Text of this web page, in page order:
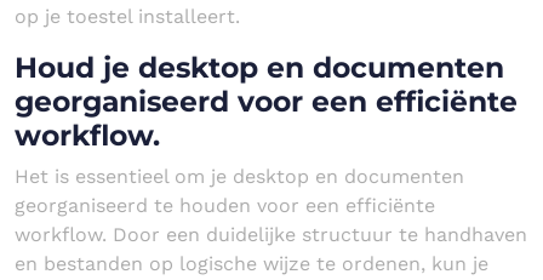
op je toestel installeert.
Houd je desktop en documenten
georganiseerd voor een efficiënte
workflow.
Het is essentieel om je desktop en documenten
georganiseerd te houden voor een efficiënte
workflow. Door een duidelijke structuur te handhaven
en bestanden op logische wijze te ordenen, kun je